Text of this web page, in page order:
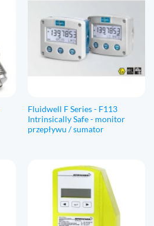
Fluidwell F Series - F113
Intrinsically Safe - monitor
przepływu / sumator